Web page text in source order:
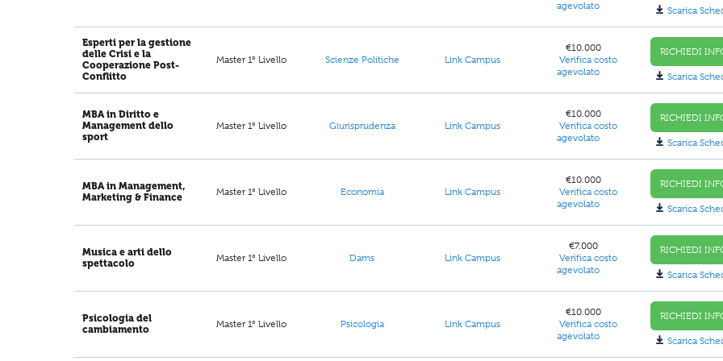
agevolato
Scarica
Esperti per la gestione
delle Crisi e la
Cooperazione Post-
Conflitto
Master 1° Livello Scienze Politiche Link Campus
€10.000
Verifica costo
agevolato
RICHIEDI
Scarica
MBA in Diritto e
Management dello
sport
Master 1° Livello Giurisprudenza Link Campus
€10.000
Verifica costo
agevolato
RICHIEDI
Scarica
MBA in Management,
Marketing & Finance
Master 1° Livello Economia Link Campus
€10.000
Verifica costo
agevolato
RICHIEDI
Scarica
Musica e arti dello
spettacolo
Master 1° Livello Dams Link Campus
€7.000
Verifica costo
agevolato
RICHIEDI
Scarica
Psicologia del
cambiamento
Master 1° Livello Psicologia Link Campus
€10.000
Verifica costo
agevolato
RICHIEDI
Scarica